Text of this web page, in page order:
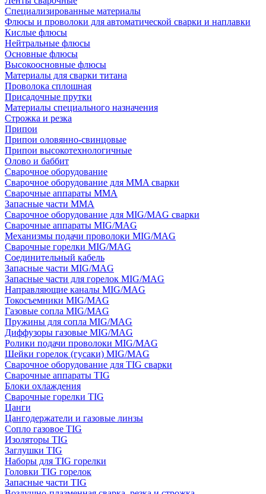
Специализированные материалы
Флюсы и проволоки для автоматической сварки и наплавки
Кислые флюсы
Нейтральные флюсы
Основные флюсы
Высокоосновные флюсы
Материалы для сварки титана
Проволока сплошная
Присадочные прутки
Материалы специального назначения
Строжка и резка
Припои
Припои оловянно-свинцовые
Припои высокотехнологичные
Олово и баббит
Сварочное оборудование
Сварочное оборудование для MMA сварки
Сварочные аппараты MMA
Запасные части MMA
Сварочное оборудование для MIG/MAG сварки
Сварочные аппараты MIG/MAG
Механизмы подачи проволоки MIG/MAG
Сварочные горелки MIG/MAG
Соединительный кабель
Запасные части MIG/MAG
Запасные части для горелок MIG/MAG
Направляющие каналы MIG/MAG
Токосъемники MIG/MAG
Газовые сопла MIG/MAG
Пружины для сопла MIG/MAG
Диффузоры газовые MIG/MAG
Ролики подачи проволоки MIG/MAG
Шейки горелок (гусаки) MIG/MAG
Сварочное оборудование для TIG сварки
Сварочные аппараты TIG
Блоки охлаждения
Сварочные горелки TIG
Цанги
Цангодержатели и газовые линзы
Сопло газовое TIG
Изоляторы TIG
Заглушки TIG
Наборы для TIG горелки
Головки TIG горелок
Запасные части TIG